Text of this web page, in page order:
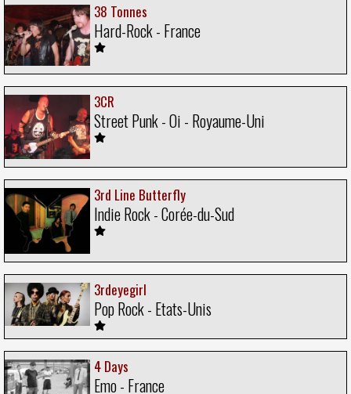
38 Tonnes
Hard-Rock - France
3CR
Street Punk - Oi - Royaume-Uni
3rd Line Butterfly
Indie Rock - Corée-du-Sud
3rdeyegirl
Pop Rock - Etats-Unis
4 Days
Emo - France